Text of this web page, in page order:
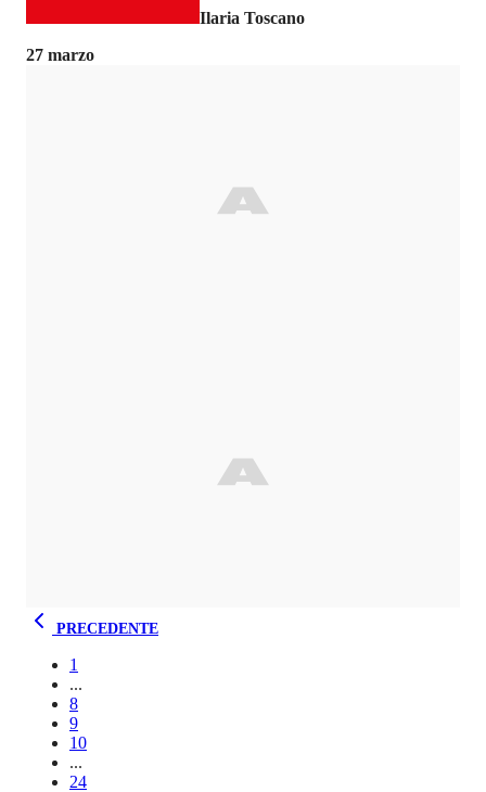
Ilaria Toscano
27 marzo
PRECEDENTE
1
...
8
9
10
...
24